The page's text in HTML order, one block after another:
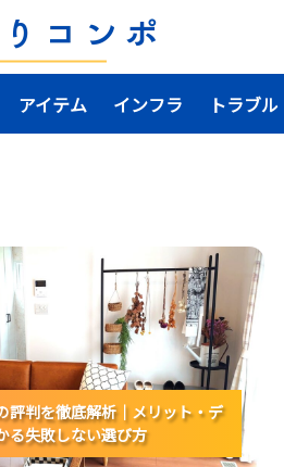
アイテム インフラ トラブル
の評判を徹底解析｜メリッ
からわかる失敗しない選び方
評判を徹底解析｜メリット・デ
る失敗しない選び方
評判を徹底解析｜メリット・デ
る失敗しない選び方
評判を徹底解析｜メリット・デ
る失敗しない選び方